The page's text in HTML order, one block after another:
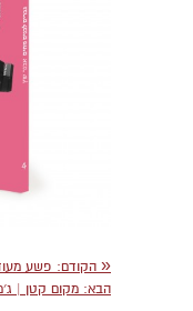
« הקודם: פשע
הבא: מקום קטן |